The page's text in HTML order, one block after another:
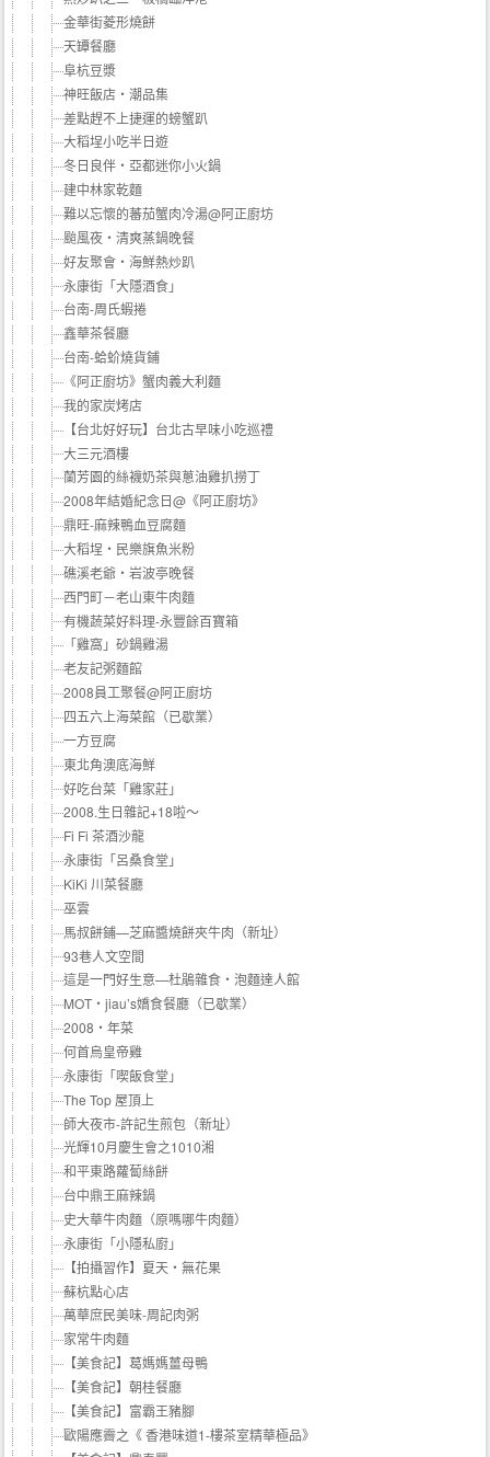
金華街菱形燒餅
天罈餐廳
阜杭豆漿
神旺飯店‧潮品集
差點趕不上捷運的螃蟹趴
大稻埕小吃半日遊
冬日良伴‧亞都迷你小火鍋
建中林家乾麵
難以忘懷的蕃茄蟹肉冷湯@阿正廚坊
颱風夜‧清爽蒸鍋晚餐
好友聚會‧海鮮熱炒趴
永康街「大隱酒食」
台南-周氏蝦捲
鑫華茶餐廳
台南-蛤蚧燒貨鋪
《阿正廚坊》蟹肉義大利麵
我的家炭烤店
【台北好好玩】台北古早味小吃巡禮
大三元酒樓
蘭芳園的絲襪奶茶與蔥油雞扒撈丁
2008年結婚紀念日@《阿正廚坊》
鼎旺-麻辣鴨血豆腐麵
大稻埕‧民樂旗魚米粉
礁溪老爺‧岩波亭晚餐
西門町－老山東牛肉麵
有機蔬菜好料理-永豐餘百寶箱
「雞窩」砂鍋雞湯
老友記粥麵館
2008員工聚餐@阿正廚坊
四五六上海菜館（已歇業）
一方豆腐
東北角澳底海鮮
好吃台菜「雞家莊」
2008.生日雜記+18啦～
Fi Fi 茶酒沙龍
永康街「呂桑食堂」
KiKi 川菜餐廳
巫雲
馬叔餅鋪—芝麻醬燒餅夾牛肉（新址）
93巷人文空間
這是一門好生意—杜鵑雜食‧泡麵達人館
MOT‧jiau’s嬌食餐廳（已歇業）
2008‧年菜
何首烏皇帝雞
永康街「喫飯食堂」
The Top 屋頂上
師大夜市-許記生煎包（新址）
光輝10月慶生會之1010湘
和平東路蘿蔔絲餅
台中鼎王麻辣鍋
史大華牛肉麵（原嗎哪牛肉麵）
永康街「小隱私廚」
【拍攝習作】夏天‧無花果
蘇杭點心店
萬華庶民美味-周記肉粥
家常牛肉麵
【美食記】葛媽媽薑母鴨
【美食記】朝桂餐廳
【美食記】富霸王豬腳
歐陽應霽之《 香港味道1-樓茶室精華極品》